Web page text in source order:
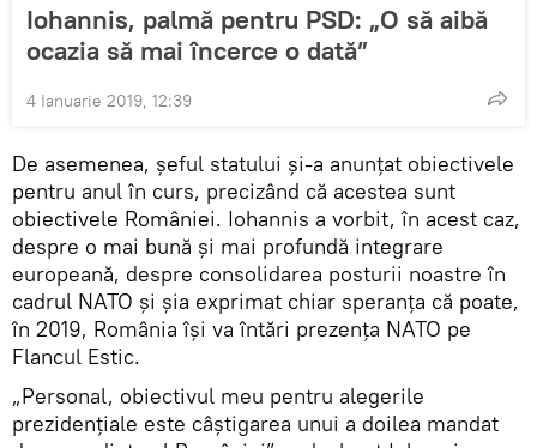
Iohannis, palmă pentru PSD: „O să aibă
ocazia să mai încerce o dată”
4 Ianuarie 2019, 12:39
De asemenea, şeful statului şi-a anunţat obiectivele
pentru anul în curs, precizând că acestea sunt
obiectivele României. Iohannis a vorbit, în acest caz,
despre o mai bună şi mai profundă integrare
europeană, despre consolidarea posturii noastre în
cadrul NATO şi şia exprimat chiar speranţa că poate,
în 2019, România îşi va întări prezenţa NATO pe
Flancul Estic.
„Personal, obiectivul meu pentru alegerile
prezidenţiale este câştigarea unui a doilea mandat